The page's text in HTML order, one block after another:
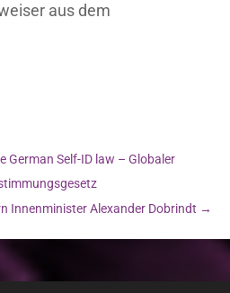
aus dem
German Self-ID law – Globaler
Innenminister Alexander Dobrindt →